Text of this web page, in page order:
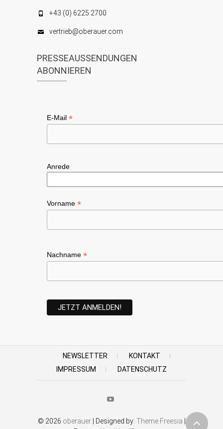
+43 (0) 6225 2700
vertrieb@oberauer.com
PRESSEAUSSENDUNGEN
ABONNIEREN
E-Mail *
Anrede
Vorname *
Nachname *
NEWSLETTER
KONTAKT
IMPRESSUM
DATENSCHUTZ
Youtube
© 2026 oberauer| Designed by: Theme Freesia